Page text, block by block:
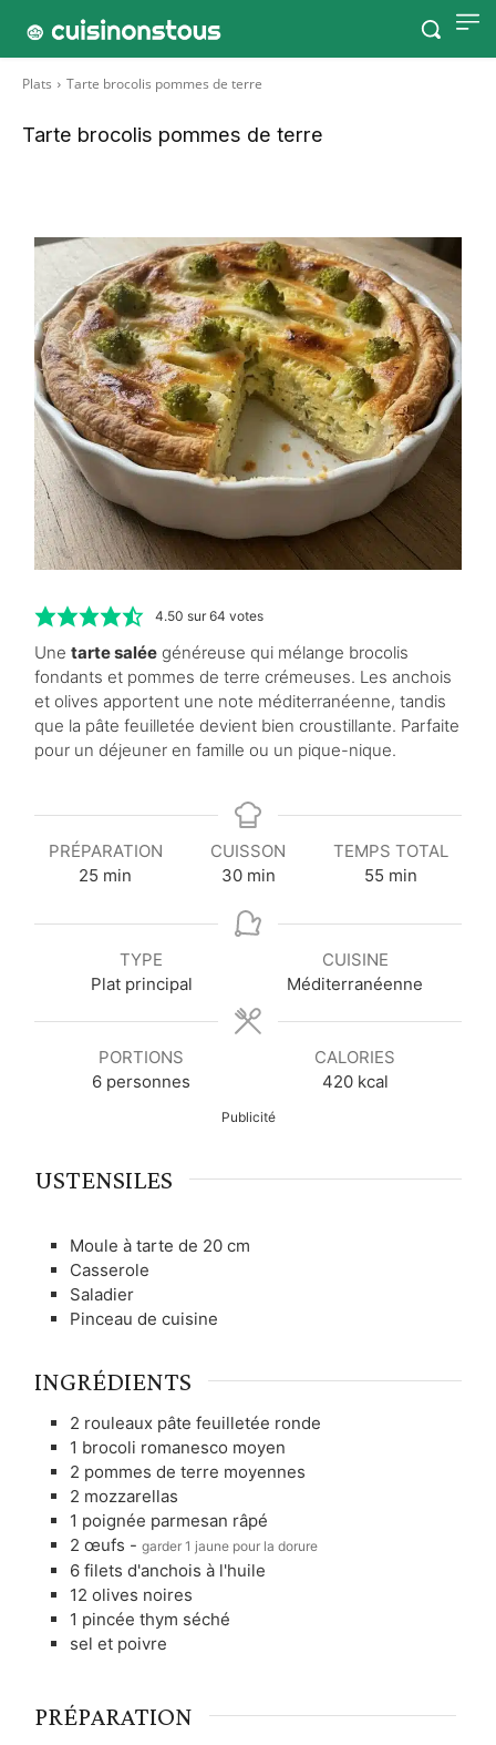
Plats Tarte brocolis pommes de terre
Tarte brocolis pommes de terre
4.50 sur64 votes
Une tarte salée généreuse qui mélange brocolis
fondants et pommes de terre crémeuses. Les anchois
et olives apportent une note méditerranéenne, tandis
que la pâte feuilletée devient bien croustillante. Parfaite
pour un déjeuner en famille ou un pique-nique.
PRÉPARATION
25 m
n
e
s
min
CUISSON
30m
n
s
min
TEMPS TOTAL
55m
n
t
e
s
min
TYPE
Plat principal
CUISINE
Méditerranéenne
PORTIONS
6 personnes
CALORIES
420 kcal
Publicité
USTENSILES
Moule à tarte de 20 cm
Casserole
Saladier
Pinceau de cuisine
INGRÉDIENTS
2 rouleaux pâte feuilletée ronde
1 brocoli romanesco moyen
2 pommes de terre moyennes
2 mozzarellas
1 poignée parmesan râpé
2 œufs - garder 1 jaune pour la dorure
6 filets d'anchois à l'huile
12 olives noires
1 pincée thym séché
sel et poivre
PRÉPARATION